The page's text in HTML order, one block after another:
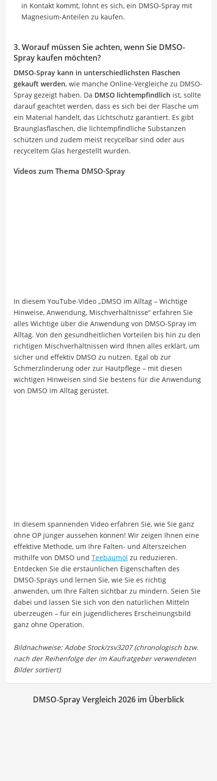
in Kontakt kommt, lohnt es sich, ein DMSO-Spray mit
Magnesium-Anteilen zu kaufen.
3. Worauf müssen Sie achten, wenn Sie DMSO-
Spray kaufen möchten?
DMSO-Spray kann in unterschiedlichsten Flaschen
gekauft werden, wie manche Online-Vergleiche zu DMSO-
Spray gezeigt haben. Da DMSO lichtempfindlich ist, sollte
darauf geachtet werden, dass es sich bei der Flasche um
ein Material handelt, das Lichtschutz garantiert. Es gibt
Braunglasflaschen, die lichtempfindliche Substanzen
schützen und zudem meist recycelbar sind oder aus
recyceltem Glas hergestellt wurden.
Videos zum Thema DMSO-Spray
In diesem YouTube-Video „DMSO im Alltag – Wichtige
Hinweise, Anwendung, Mischverhältnisse“ erfahren Sie
alles Wichtige über die Anwendung von DMSO-Spray im
Alltag. Von den gesundheitlichen Vorteilen bis hin zu den
richtigen Mischverhältnissen wird Ihnen alles erklärt, um
sicher und effektiv DMSO zu nutzen. Egal ob zur
Schmerzlinderung oder zur Hautpflege – mit diesen
wichtigen Hinweisen sind Sie bestens für die Anwendung
von DMSO im Alltag gerüstet.
In diesem spannenden Video erfahren Sie, wie Sie ganz
ohne OP jünger aussehen können! Wir zeigen Ihnen eine
effektive Methode, um Ihre Falten- und Alterszeichen
mithilfe von DMSO und Teebaumöl zu reduzieren.
Entdecken Sie die erstaunlichen Eigenschaften des
DMSO-Sprays und lernen Sie, wie Sie es richtig
anwenden, um Ihre Falten sichtbar zu mindern. Seien Sie
dabei und lassen Sie sich von den natürlichen Mitteln
überzeugen – für ein jugendlicheres Erscheinungsbild
ganz ohne Operation.
DMSO-Spray Vergleich 2026 im Überblick